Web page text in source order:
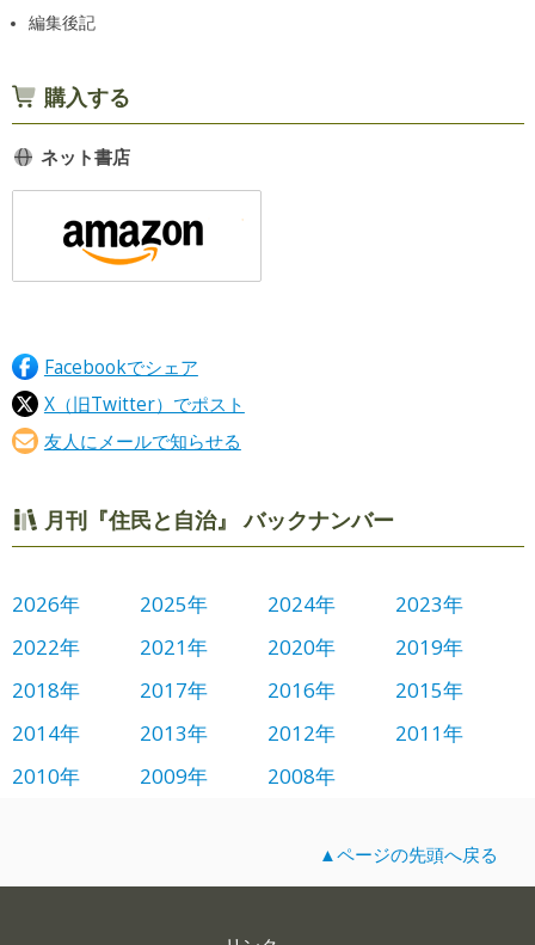
編集後記
購入する
ネット書店
Facebookでシェア
X（旧Twitter）でポスト
友人にメールで知らせる
月刊『住民と自治』 バックナンバー
2026年 2025年 2024年
2023年
2022年
2021年 2020年
2019年
2018年
2017年 2016年
2015年
2014年
2013年 2012年
2011年
2010年
2009年 2008年
▲ページの先頭へ戻る